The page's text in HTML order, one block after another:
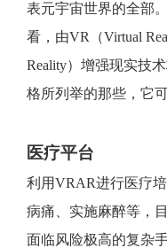
表元宇宙世界的全部
看，由VR（Virtual
Reality）增强现实技
格所列举的那些，它
医疗平台
利用VRAR进行医疗
病痛、实施麻醉等，
面临风险极高的复杂